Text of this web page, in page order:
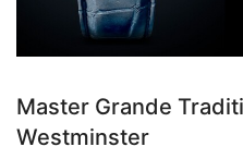
Master Grande
Westminster